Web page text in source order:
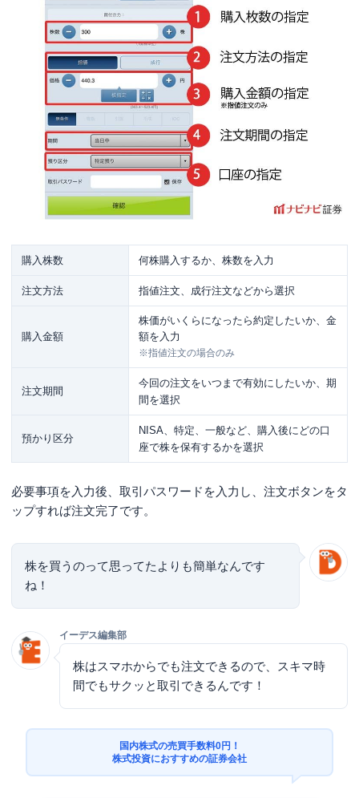
購入株数 何株購入するか、株数を入力
注文方法 指値注文、成行注文などから選択
購入金額
株価がいくらになったら約定したいか、金
額を入力
※指値注文の場合のみ
注文期間
今回の注文をいつまで有効にしたいか、期
間を選択
預かり区分
NISA、特定、一般など、購入後にどの口
座で株を保有するかを選択
必要事項を入力後、取引パスワードを入力し、注文ボタンをタ
ップすれば注文完了です。
株を買うのって思ってたよりも簡単なんです
ね！
イーデス編集部
株はスマホからでも注文できるので、スキマ時
間でもサクッと取引できるんです！
国内株式の売買手数料0円！
株式投資におすすめの証券会社